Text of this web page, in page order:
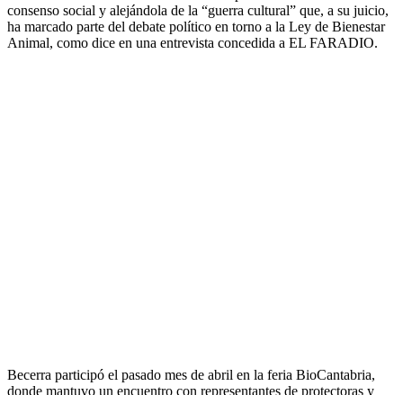
consenso social y alejándola de la “guerra cultural” que, a su juicio,
ha marcado parte del debate político en torno a la Ley de Bienestar
Animal, como dice en una entrevista concedida a EL FARADIO.
Becerra participó el pasado mes de abril en la feria BioCantabria,
donde mantuvo un encuentro con representantes de protectoras y